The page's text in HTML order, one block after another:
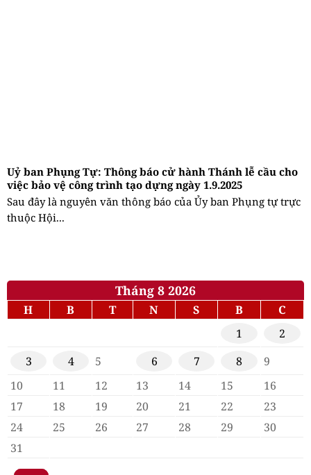
Uỷ ban Phụng Tự: Thông báo cử hành Thánh lễ cầu cho
việc bảo vệ công trình tạo dựng ngày 1.9.2025
Sau đây là nguyên văn thông báo của Ủy ban Phụng tự trực
thuộc Hội...
Tháng 8 2026
H B T N S B
C
1
2
3
4 5 6 7 8
9
10
11 12 13 14 15
16
17
18 19 20 21 22
23
24
25 26 27 28 29
30
31